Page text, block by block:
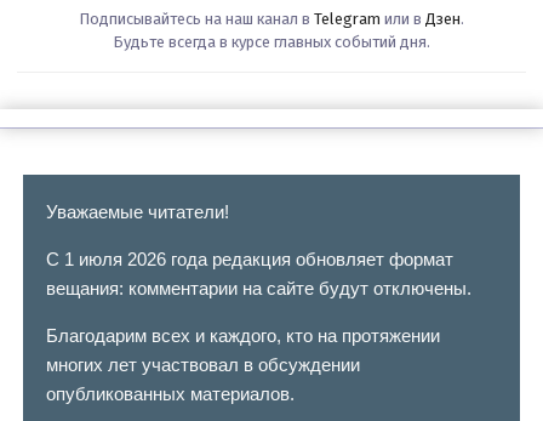
Подписывайтесь на наш канал в Telegram или в Дзен.
Будьте всегда в курсе главных событий дня.
Уважаемые читатели!
С 1 июля 2026 года редакция обновляет формат
вещания: комментарии на сайте будут отключены.
Благодарим всех и каждого, кто на протяжении
многих лет участвовал в обсуждении
опубликованных материалов.